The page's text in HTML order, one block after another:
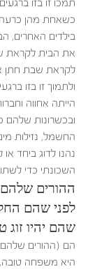
תמכו זו בזו
כשאחת מהן כרעה
בילדים האחרים,
את הבית לקראת
לקראת שבת חתן
ולתמוך זו בזו
הייתה אחווה
ובכשרונות שלהם
החשמל, נזילות
נהנו לדוג ביחד
השכונתי כדי
ההורים
לפני שהם
שהם יהיו זוג
הם (ההורים
היא משפחה טובה,